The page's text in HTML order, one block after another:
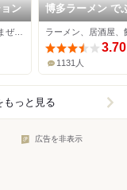
ン
ラーメン、油そば・まぜそば
博多ラーメン で
ゃん 高田馬場本
ラーメン、居酒屋、
3.70
1131人
もっと見る
広告を非表示